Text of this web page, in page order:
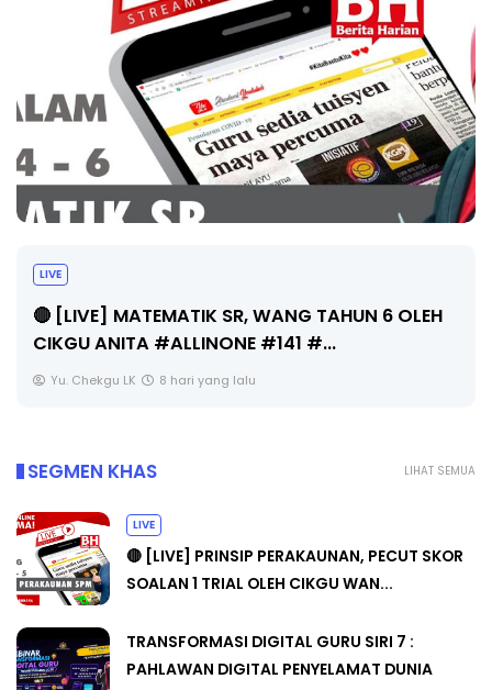
Sejarah Tingkatan 4
Unknown 8 hari yang lalu
LIHAT SEMUA
SEGMEN KHAS
LIVE
🔴 [LIVE] PRINSIP PERAKAUNAN, PECUT SKOR
SOALAN 1 TRIAL OLEH CIKGU WAN...
TRANSFORMASI DIGITAL GURU SIRI 7 :
PAHLAWAN DIGITAL PENYELAMAT DUNIA